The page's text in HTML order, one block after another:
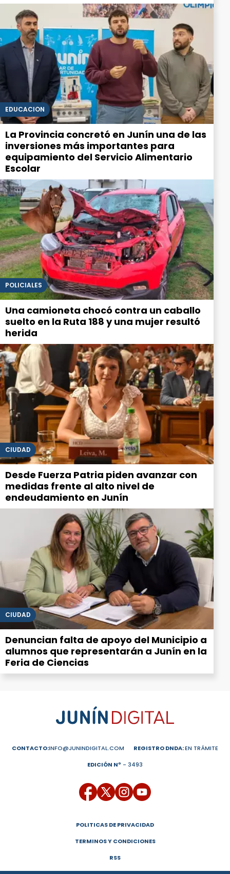
EDUCACIÓN
La Provincia concretó en Junín una de las
inversiones más importantes para
equipamiento del Servicio Alimentario
Escolar
POLICIALES
Una camioneta chocó contra un caballo
suelto en la Ruta 188 y una mujer resultó
herida
CIUDAD
Desde Fuerza Patria piden avanzar con
medidas frente al alto nivel de
endeudamiento en Junín
CIUDAD
Denuncian falta de apoyo del Municipio a
alumnos que representarán a Junín en la
Feria de Ciencias
CONTACTO:INFO@JUNINDIGITAL.COM REGISTRO DNDA:EN TRÁMITE
EDICIÓN Nº - 3493
POLITICAS DE PRIVACIDAD
TERMINOS Y CONDICIONES
RSS